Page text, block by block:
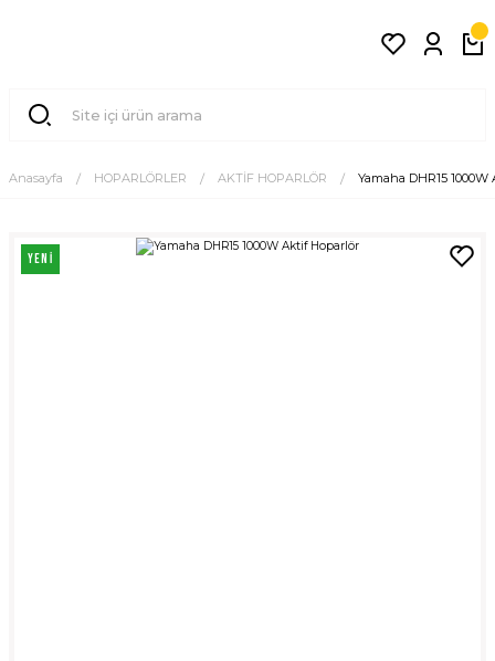
Anasayfa HOPARLÖRLER AKTİF HOPARLÖR Yamaha DHR15
YENİ